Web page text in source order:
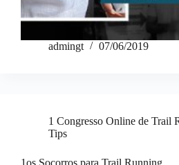
admingt 07/06/2019
1 Congresso Online de Trail
Tips